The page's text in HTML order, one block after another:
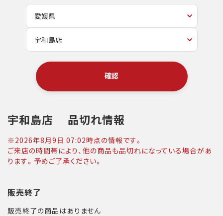
確認
宇和島店 品切れ情報
※ 2026年8月9日 07:02時点の情報です。
ご来店の時間帯により、他の商品も品切れになっている場合があ
ります。予めご了承ください。
販売終了
販売終了の商品はありません